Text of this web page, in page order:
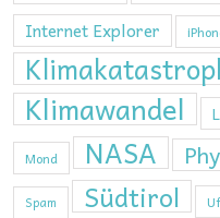
Internet Explorer
Klimawandel
Mond NASA
Spam Südtirol